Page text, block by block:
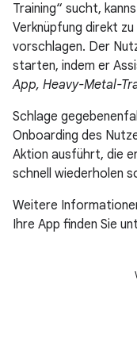
Training“ sucht,
Verknüpfung direkt
vorschlagen. Der
starten, indem er
App, Heavy-Metal-
Schlage
Onboarding des
Aktion ausführt, die
schnell wiederholen
Weitere
Ihre App finden Sie